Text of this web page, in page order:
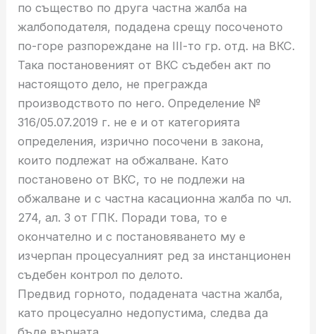
по същество по друга частна жалба на
жалбоподателя, подадена срещу посоченото
по-горе разпореждане на ІІІ-то гр. отд. на ВКС.
Така постановеният от ВКС съдебен акт по
настоящото дело, не прегражда
производството по него. Определение №
316/05.07.2019 г. не е и от категорията
определения, изрично посочени в закона,
които подлежат на обжалване. Като
постановено от ВКС, то не подлежи на
обжалване и с частна касационна жалба по чл.
274, ал. 3 от ГПК. Поради това, то е
окончателно и с постановяването му е
изчерпан процесуалният ред за инстанционен
съдебен контрол по делото.
Предвид горното, подадената частна жалба,
като процесуално недопустима, следва да